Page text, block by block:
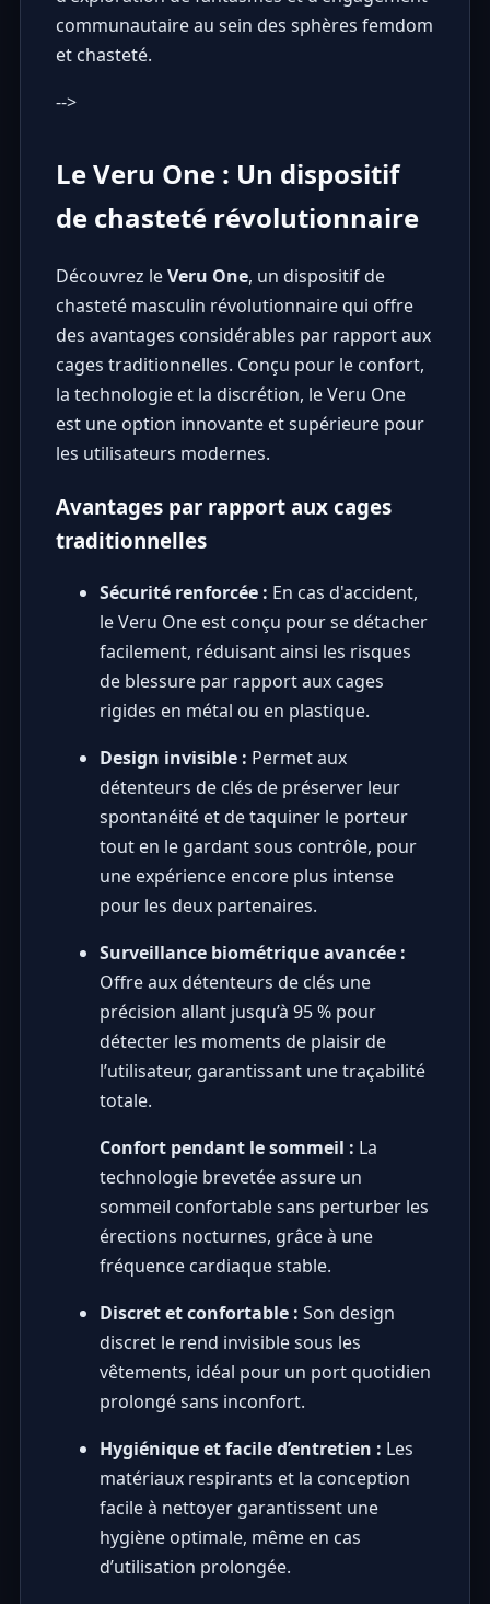
communautaire au sein des sphères femdom
et chasteté.
-->
Le Veru One : Un dispositif
de chasteté révolutionnaire
Découvrez leVeru One, un dispositif de
chasteté masculin révolutionnaire qui offre
des avantages considérables par rapport aux
cages traditionnelles. Conçu pour le confort,
la technologie et la discrétion, le Veru One
est une option innovante et supérieure pour
les utilisateurs modernes.
Avantages par rapport aux cages
traditionnelles
Sécurité renforcée : En cas d'accident,
le Veru One est conçu pour se détacher
facilement, réduisant ainsi les risques
de blessure par rapport aux cages
rigides en métal ou en plastique.
Design invisible : Permet aux
détenteurs de clés de préserver leur
spontanéité et de taquiner le porteur
tout en le gardant sous contrôle, pour
une expérience encore plus intense
pour les deux partenaires.
Surveillance biométrique avancée :
Offre aux détenteurs de clés une
précision allant jusqu’à 95 % pour
détecter les moments de plaisir de
l’utilisateur, garantissant une traçabilité
totale.
Confort pendant le sommeil : La
technologie brevetée assure un
sommeil confortable sans perturber les
érections nocturnes, grâce à une
fréquence cardiaque stable.
Discret et confortable : Son design
discret le rend invisible sous les
vêtements, idéal pour un port quotidien
prolongé sans inconfort.
Hygiénique et facile d’entretien : Les
matériaux respirants et la conception
facile à nettoyer garantissent une
hygiène optimale, même en cas
d’utilisation prolongée.